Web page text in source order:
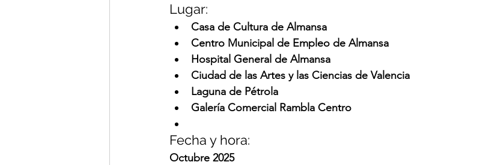
Lugar:
Casa de Cultura de Almansa
Centro Municipal de Empleo de Almansa
Hospital General de Almansa
Ciudad de las Artes y las Ciencias de Valencia
Laguna de Pétrola
Galería Comercial Rambla Centro
Fecha y hora:
Octubre 2025